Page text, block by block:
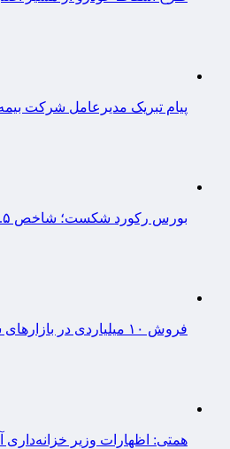
پیام تبریک مدیرعامل شرکت بیمه
بورس رکورد شکست؛ شاخص ۵.۵ میلیونی شد
فروش ۱۰ میلیاردی در بازارهای شبانه‌روزی صنایع
همتی: اظهارات وزیر خزانه‌داری